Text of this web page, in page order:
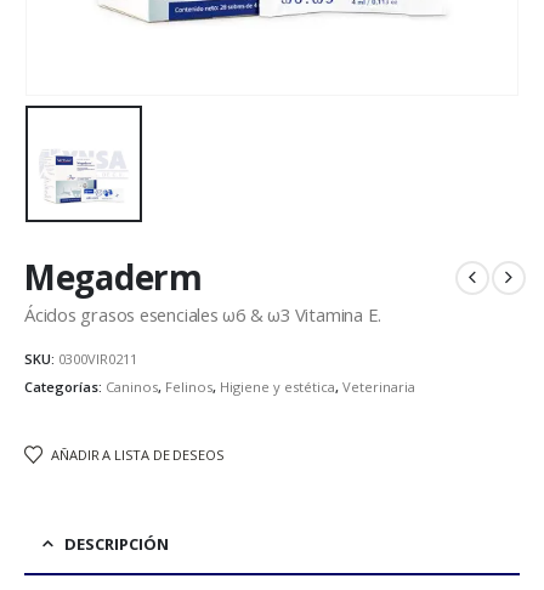
Megaderm
Ácidos grasos esenciales ω6 & ω3 Vitamina E.
SKU: 0300VIR0211
Categorías: Caninos, Felinos, Higiene y estética, Veterinaria
AÑADIR A LISTA DE DESEOS
DESCRIPCIÓN